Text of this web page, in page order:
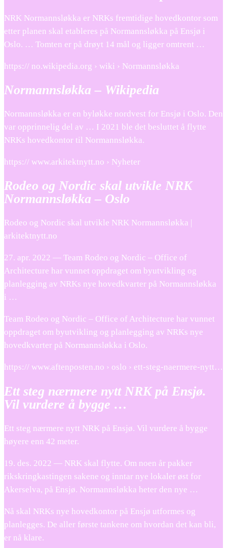
NRK Normannsløkka er NRKs fremtidige hovedkontor som
etter planen skal etableres på Normannsløkka på Ensjø i
Oslo. … Tomten er på drøyt 14 mål og ligger omtrent …
https:// no.wikipedia.org › wiki › Normannsløkka
Normannsløkka – Wikipedia
Normannsløkka er en byløkke nordvest for Ensjø i Oslo. Den
var opprinnelig del av … I 2021 ble det besluttet å flytte
NRKs hovedkontor til Normannsløkka.
https:// www.arkitektnytt.no › Nyheter
Rodeo og Nordic skal utvikle NRK
Normannsløkka – Oslo
Rodeo og Nordic skal utvikle NRK Normannsløkka |
arkitektnytt.no
27. apr. 2022 — Team Rodeo og Nordic – Office of
Architecture har vunnet oppdraget om byutvikling og
planlegging av NRKs nye hovedkvarter på Normannsløkka
i …
Team Rodeo og Nordic – Office of Architecture har vunnet
oppdraget om byutvikling og planlegging av NRKs nye
hovedkvarter på Normannsløkka i Oslo.
https:// www.aftenposten.no › oslo › ett-steg-naermere-nytt…
Ett steg nærmere nytt NRK på Ensjø.
Vil vurdere å bygge …
Ett steg nærmere nytt NRK på Ensjø. Vil vurdere å bygge
høyere enn 42 meter.
19. des. 2022 — NRK skal flytte. Om noen år pakker
rikskringkastingen sakene og inntar nye lokaler øst for
Akerselva, på Ensjø. Normannsløkka heter den nye …
Nå skal NRKs nye hovedkontor på Ensjø utformes og
planlegges. De aller første tankene om hvordan det kan bli,
er nå klare.